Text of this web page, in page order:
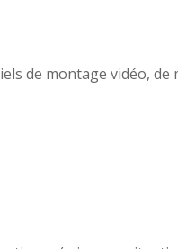
de montage vidéo,